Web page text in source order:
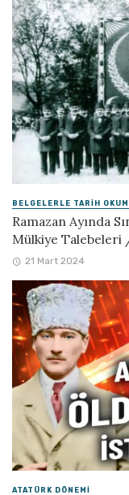
BELGELERLE TARIH
Ramazan Ayında
Mülkiye Talebeleri
21 Mart 2024
ATATÜRK DÖNEMI